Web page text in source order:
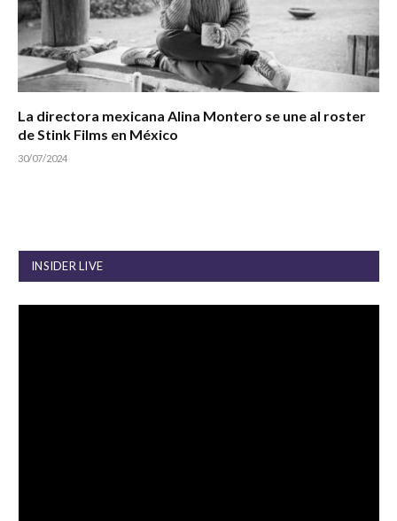
La directora mexicana Alina Montero se une al roster
de Stink Films en México
30/07/2024
INSIDER LIVE